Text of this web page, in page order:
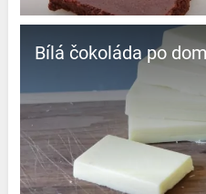
Bílá čokoláda po